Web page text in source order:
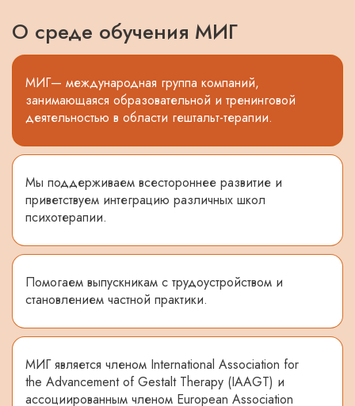
О среде обучения МИГ
МИГ— международная группа компаний,
занимающаяся образовательной и тренинговой
деятельностью в области гештальт-терапии.
Мы поддерживаем всестороннее развитие и
приветствуем интеграцию различных школ
психотерапии.
Помогаем выпускникам с трудоустройством и
становлением частной практики.
МИГ является членом International Association for
the Advancement of Gestalt Therapy (IAAGT) и
ассоциированным членом European Association